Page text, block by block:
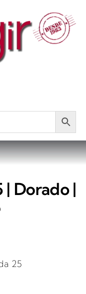
| Dorado |
25